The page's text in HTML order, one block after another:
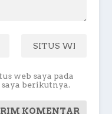
web saya pada
berikutnya.